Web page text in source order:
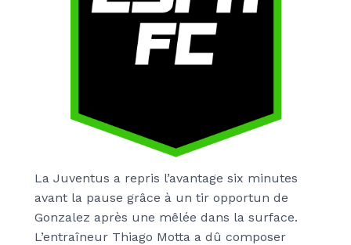
La Juventus a repris l’avantage six minutes
avant la pause grâce à un tir opportun de
Gonzalez après une mêlée dans la surface.
L’entraîneur Thiago Motta a dû composer